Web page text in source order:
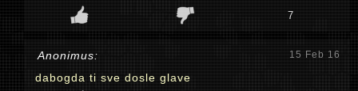
7
Anonimus: 15 Feb 16
dabogda ti sve dosle glave